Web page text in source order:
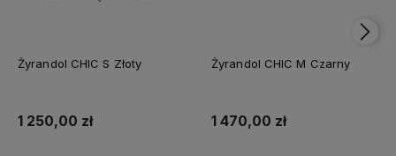
Żyrandol CHIC S Złoty
1 250,00 zł
Żyrandol CHIC M Czarny
1 470,00 zł